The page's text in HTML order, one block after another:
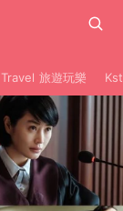
Travel 旅遊玩樂